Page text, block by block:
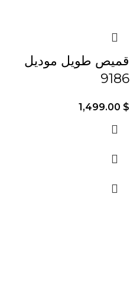
قميص طويل موديل
9186
1,499.00 $